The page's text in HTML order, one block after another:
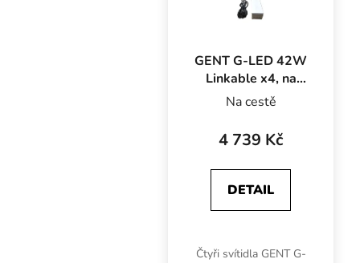
GENT G-LED 42W
Linkable x4, na
růst 6500K,
kabelu
Na cestě
4 739 Kč
DETAIL
Čtyři svítidla GENT G-